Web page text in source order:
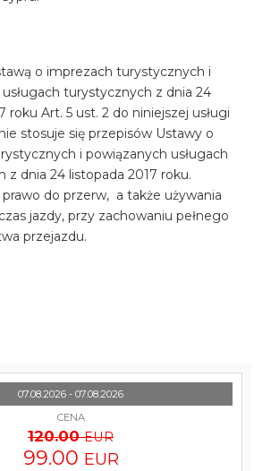
o imprezach turystycznych i
turystycznych z dnia 24
roku Art. 5 ust. 2 do niniejszej usługi
stosuje się przepisów Ustawy o
i powiązanych usługach
z dnia 24 listopada 2017 roku.
do przerw, a także używania
jazdy, przy zachowaniu pełnego
przejazdu.
07.08.2026 - 07.08.2026
CENA
120.00 EUR
99.00 EUR